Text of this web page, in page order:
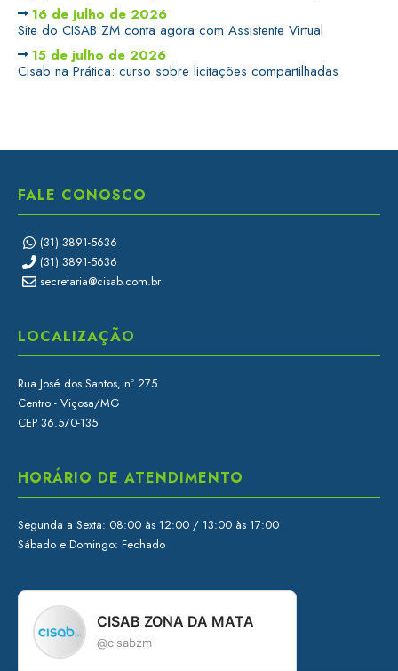
16 de julho de 2026
Site do CISAB ZM conta agora com Assistente Virtual
15 de julho de 2026
Cisab na Prática: curso sobre licitações compartilhadas
FALE CONOSCO
(31) 3891-5636
(31) 3891-5636
secretaria@cisab.com.br
LOCALIZAÇÃO
Rua José dos Santos, nº 275
Centro - Viçosa/MG
CEP 36.570-135
HORÁRIO DE ATENDIMENTO
Segunda a Sexta: 08:00 às 12:00 / 13:00 às 17:00
Sábado e Domingo: Fechado
CISAB ZONA DA MATA
@cisabzm